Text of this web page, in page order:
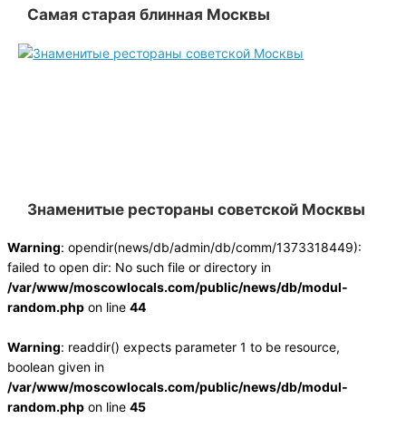
Самая старая блинная Moсквы
Знаменитые рестораны советской Москвы
Warning: opendir(news/db/admin/db/comm/1373318449):
failed to open dir: No such file or directory in
/var/www/moscowlocals.com/public/news/db/modul-
random.phpon line 44
Warning: readdir() expects parameter 1 to be resource,
boolean given in
/var/www/moscowlocals.com/public/news/db/modul-
random.phpon line 45